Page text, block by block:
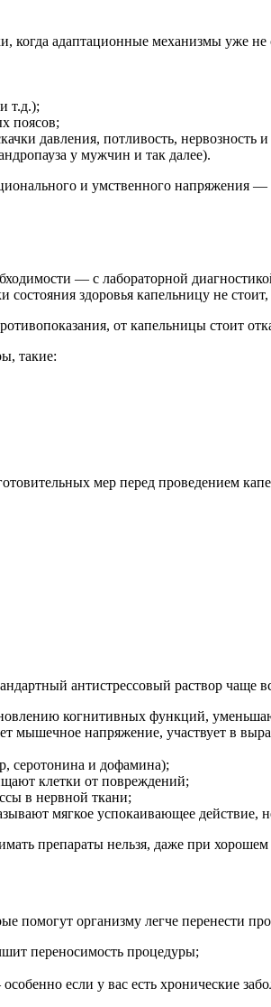
когда адаптационные механизмы уже не
т.д.);
поясов;
давления, потливость,
у мужчин и так далее).
и умственного напряжения
— с лабораторной
здоровья капельницу не
от капельницы стоит
такие:
мер перед проведением
антистрессовый раствор чаще
когнитивных функций,
мышечное напряжение, участвует в
серотонина и дофамина);
клетки от повреждений;
в нервной ткани;
мягкое успокаивающее действие,
препараты нельзя, даже при хорошем
помогут организму легче перенести
переносимость процедуры;
если у вас есть хронические